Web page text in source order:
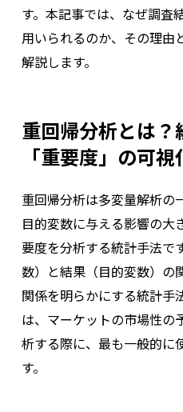
す。本記事では、なぜ調査
用いられるのか、その理由
解説します。
重回帰分析とは
「重要度」の可視
重回帰分析は多変量解析の
目的変数に与える影響の大
要度を分析する統計手法で
数）と結果（目的変数）の
関係を明らかにする統計手
は、マーケットの市場性の
析する際に、最も一般的に
す。